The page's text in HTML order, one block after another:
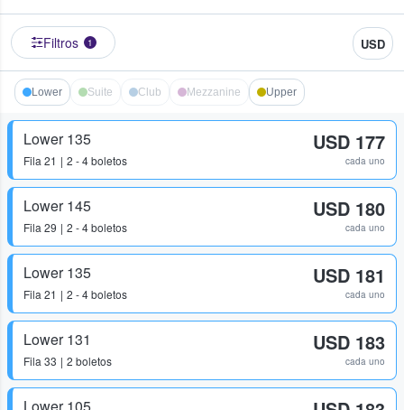
Filtros 1 USD
Lower Suite Club Mezzanine Upper
Lower 135
Fila 21 2 - 4 boletos
USD 177
cada uno
Lower 145
Fila 29 2 - 4 boletos
USD 180
cada uno
Lower 135
Fila 21 2 - 4 boletos
USD 181
cada uno
Lower 131
Fila 33 2 boletos
USD 183
cada uno